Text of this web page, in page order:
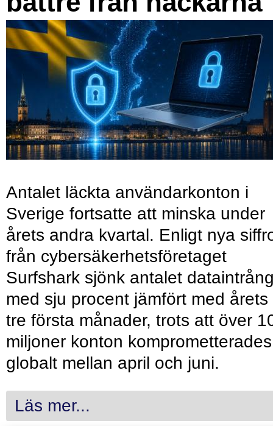
Antalet läckta användarkonton i
Sverige fortsatte att minska under
årets andra kvartal. Enligt nya
från cybersäkerhetsföretaget
Surfshark sjönk antalet
med sju procent jämfört med årets
tre första månader, trots att över
miljoner konton komprometterades
globalt mellan april och juni.
Läs mer...